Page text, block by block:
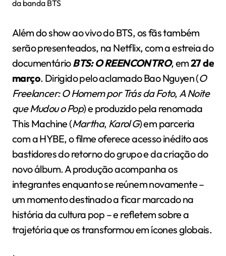
da banda BTS
Além do show ao vivo do BTS, os fãs também
serão presenteados, na Netflix, com a estreia do
documentárioBTS: O REENCONTRO, em27 de
março. Dirigido pelo aclamado Bao Nguyen (O
Freelancer: O Homem por Trás da Foto,A Noite
que Mudou o Pop) e produzido pela renomada
This Machine (Martha, Karol G) em parceria
com a HYBE, o filme oferece acesso inédito aos
bastidores do retorno do grupo e da criação do
novo álbum. A produção acompanha os
integrantes enquanto se reúnem novamente –
um momento destinado a ficar marcado na
história da cultura pop – e refletem sobre a
trajetória que os transformou em ícones globais.